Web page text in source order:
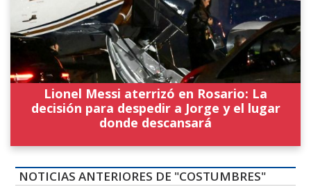
Lionel Messi aterrizó en Rosario: La
decisión para despedir a Jorge y el lugar
donde descansará
NOTICIAS ANTERIORES DE "COSTUMBRES"